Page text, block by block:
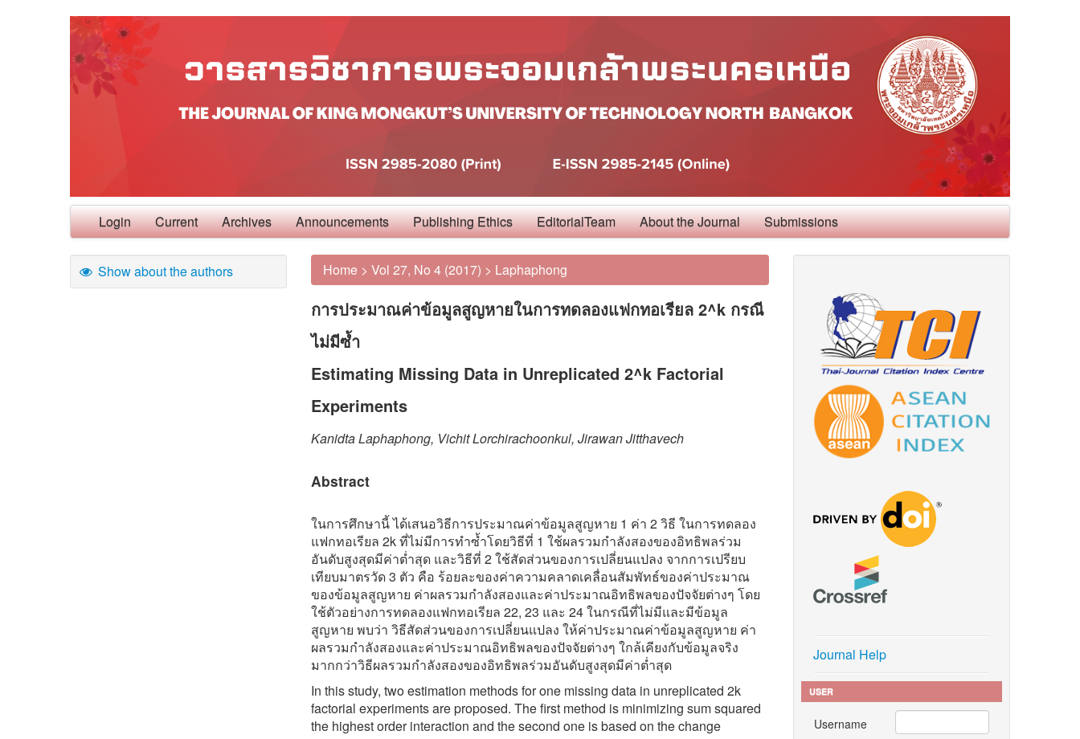
Login Current Archives Announcements Publishing Ethics EditorialTeam About the Journal Submissions
Show about the authors Home > Vol 27, No 4 (2017) > Laphaphong
การประมาณค่าข้อมูลสูญหายในการทดลองแฟกทอเรียล 2^k กรณี
ไม่มีซ้ำ
Estimating Missing Data in Unreplicated 2^k Factorial
Experiments
Kanidta Laphaphong, Vichit Lorchirachoonkul, Jirawan Jitthavech
Abstract
ในการศึกษานี้ ได้เสนอวิธีการประมาณค่าข้อมูลสูญหาย 1 ค่า 2 วิธี ในการทดลอง
แฟกทอเรียล 2k ที่ไม่มีการทำซ้ำโดยวิธีที่ 1 ใช้ผลรวมกำลังสองของอิทธิพลร่วม
อันดับสูงสุดมีค่าต่ำสุด และวิธีที่ 2 ใช้สัดส่วนของการเปลี่ยนแปลง จากการเปรียบ
เทียบมาตรวัด 3 ตัว คือ ร้อยละของค่าความคลาดเคลื่อนสัมพัทธ์ของค่าประมาณ
ของข้อมูลสูญหาย ค่าผลรวมกำลังสองและค่าประมาณอิทธิพลของปัจจัยต่างๆ โดย
ใช้ตัวอย่างการทดลองแฟกทอเรียล 22, 23 และ 24 ในกรณีที่ไม่มีและมีข้อมูล
สูญหาย พบว่า วิธีสัดส่วนของการเปลี่ยนแปลง ให้ค่าประมาณค่าข้อมูลสูญหาย ค่า
ผลรวมกำลังสองและค่าประมาณอิทธิพลของปัจจัยต่างๆ ใกล้เคียงกับข้อมูลจริง
มากกว่าวิธีผลรวมกำลังสองของอิทธิพลร่วมอันดับสูงสุดมีค่าต่ำสุด
In this study, two estimation methods for one missing data in unreplicated 2k
factorial experiments are proposed. The first method is minimizing sum squared
the highest order interaction and the second one is based on the change
Journal Help
USER
Username